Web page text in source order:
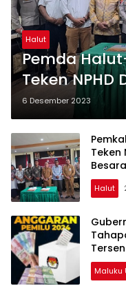
Halut
Pemda
Teken NPHD
2024
6 Desember 2023
Teken
Halut
Maluku